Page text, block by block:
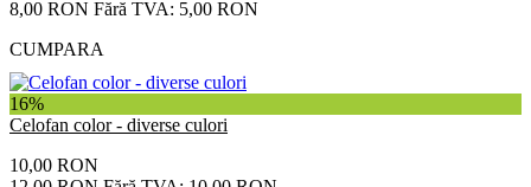
8,00 RON Fără TVA: 5,00 RON
CUMPARA
16%
Celofan color - diverse culori
10,00 RON